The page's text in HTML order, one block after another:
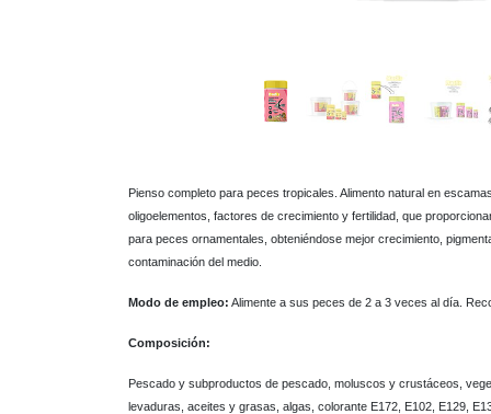
Pienso completo para peces tropicales. Alimento natural en
oligoelementos, factores de crecimiento y fertilidad, que
para peces ornamentales, obteniéndose mejor crecimiento,
contaminación del medio.
Modo de empleo: Alimente a sus peces de 2 a 3 veces al día.
Composición:
Pescado y subproductos de pescado, moluscos y crustáceos,
levaduras, aceites y grasas, algas, colorante E172, E102, E129,